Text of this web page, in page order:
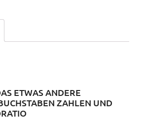
ETWAS ANDERE
ZAHLEN UND